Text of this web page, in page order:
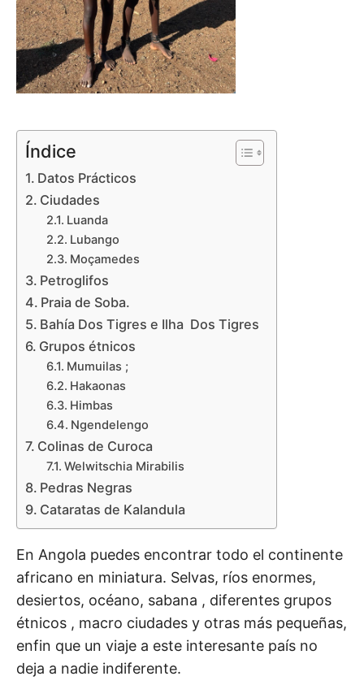
Índice
Datos Prácticos
Ciudades
Luanda
Lubango
Moçamedes
Petroglifos
Praia de Soba.
Bahía Dos Tigres e Ilha Dos Tigres
Grupos étnicos
Mumuilas ;
Hakaonas
Himbas
Ngendelengo
Colinas de Curoca
Welwitschia Mirabilis
Pedras Negras
Cataratas de Kalandula
En Angola puedes encontrar todo el continente
africano en miniatura. Selvas, ríos enormes,
desiertos, océano, sabana , diferentes grupos
étnicos , macro ciudades y otras más pequeñas,
enfin que un viaje a este interesante país no
deja a nadie indiferente.